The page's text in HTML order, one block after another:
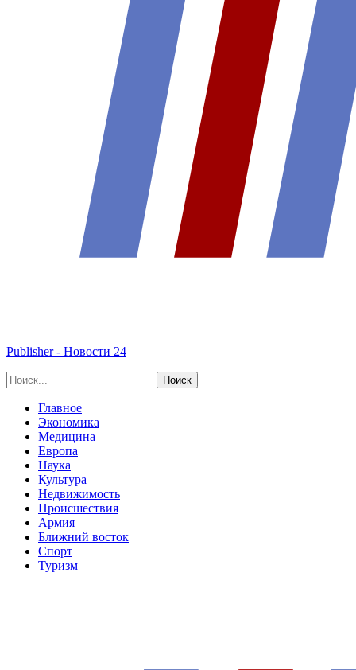
Publisher - Новости 24
Главное
Экономика
Медицина
Европа
Наука
Культура
Недвижимость
Происшествия
Армия
Ближний восток
Спорт
Туризм